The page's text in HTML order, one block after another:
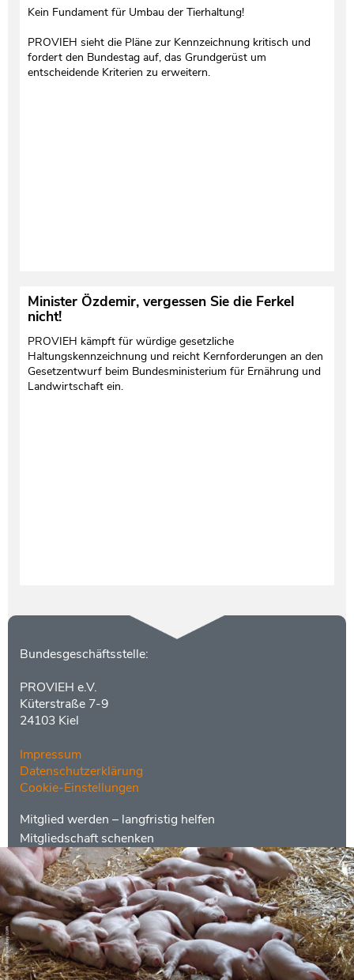
Kein Fundament für Umbau der Tierhaltung!
PROVIEH sieht die Pläne zur Kennzeichnung kritisch und
fordert den Bundestag auf, das Grundgerüst um
entscheidende Kriterien zu erweitern.
Minister Özdemir, vergessen Sie die Ferkel
nicht!
PROVIEH kämpft für würdige gesetzliche
Haltungskennzeichnung und reicht Kernforderungen an den
Gesetzentwurf beim Bundesministerium für Ernährung und
Landwirtschaft ein.
Kontakt
Bundesgeschäftsstelle:
PROVIEH e.V.
Küterstraße 7-9
24103 Kiel
Impressum
Datenschutzerklärung
Cookie-Einstellungen
Menüs
Footer
2
Mitglied werden – langfristig helfen
Mitgliedschaft schenken
Kontakt
Social
Media
Bankdaten
Spenden|Ethikbank|IBAN DE 75 8309 4495 0003
2625 10